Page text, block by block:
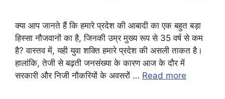
क्या आप जानते हैं कि हमारे प्रदेश की आबादी का एक बहुत बड़ा
हिस्सा नौजवानों का है, जिनकी उम्र मुख्य रूप से 35 वर्ष से कम
है? वास्तव में, यही युवा शक्ति हमारे प्रदेश की असली ताकत है।
हालांकि, तेजी से बढ़ती जनसंख्या के कारण आज के दौर में
सरकारी और निजी नौकरियों के अवसरों … Read more